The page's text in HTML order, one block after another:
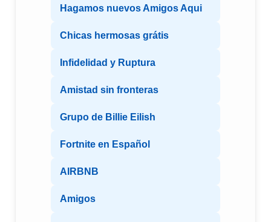
Hagamos nuevos Amigos Aqui
Chicas hermosas grátis
Infidelidad y Ruptura
Amistad sin fronteras
Grupo de Billie Eilish
Fortnite en Español
AIRBNB
Amigos